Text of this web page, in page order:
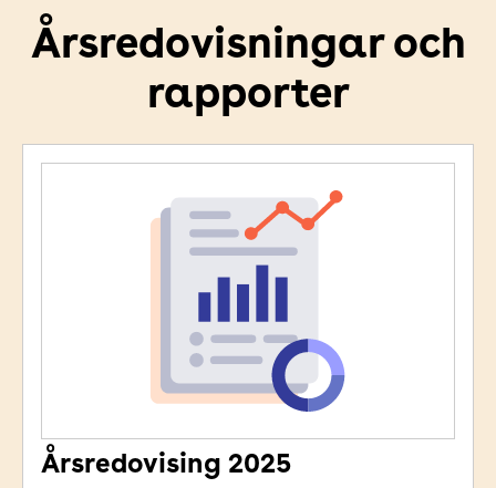
Årsredovisningar och
rapporter
Årsredovising 2025